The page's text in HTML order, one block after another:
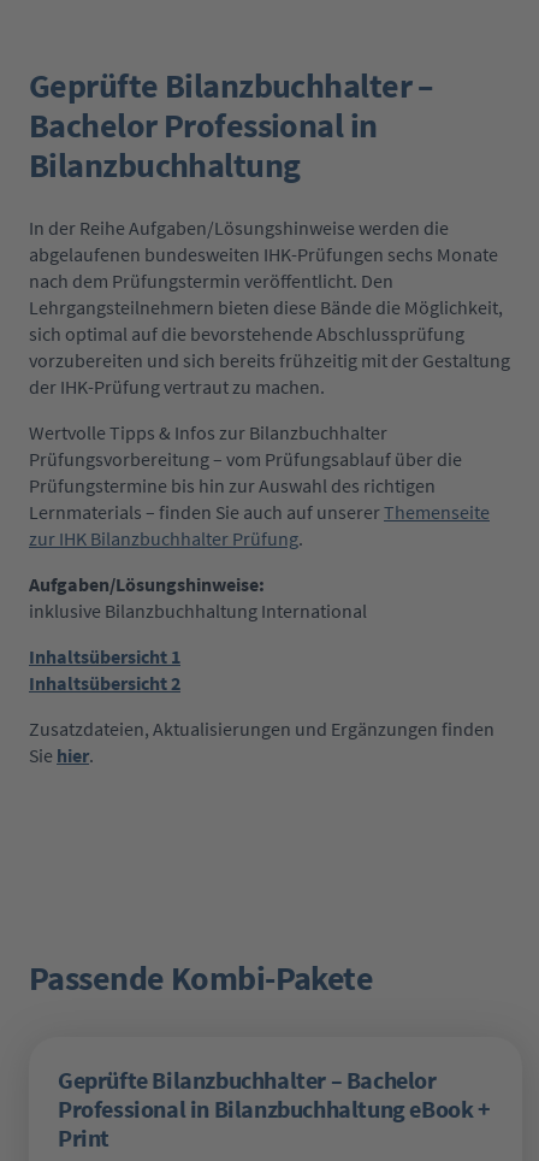
Geprüfte Bilanzbuchhalter –
Bachelor Professional in
Bilanzbuchhaltung
In der Reihe Aufgaben/Lösungshinweise werden die
abgelaufenen bundesweiten IHK-Prüfungen sechs Monate
nach dem Prüfungstermin veröffentlicht. Den
Lehrgangsteilnehmern bieten diese Bände die Möglichkeit,
sich optimal auf die bevorstehende Abschlussprüfung
vorzubereiten und sich bereits frühzeitig mit der Gestaltung
der IHK-Prüfung vertraut zu machen.
Wertvolle Tipps & Infos zur Bilanzbuchhalter
Prüfungsvorbereitung – vom Prüfungsablauf über die
Prüfungstermine bis hin zur Auswahl des richtigen
Lernmaterials – finden Sie auch auf unsererThemenseite
zur IHK Bilanzbuchhalter Prüfung.
Aufgaben/Lösungshinweise:
inklusive Bilanzbuchhaltung International
Inhaltsübersicht 1
Inhaltsübersicht 2
Zusatzdateien, Aktualisierungen und Ergänzungen finden
Sie hier.
Produktgalerie überspringen
Passende Kombi-Pakete
Geprüfte Bilanzbuchhalter – Bachelor
Professional in Bilanzbuchhaltung eBook +
Print